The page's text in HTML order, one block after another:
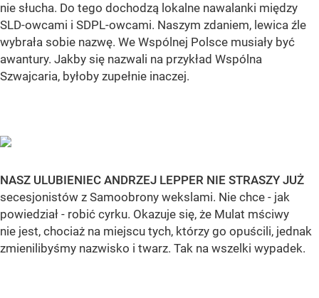
nie słucha. Do tego dochodzą lokalne nawalanki między
SLD-owcami i SDPL-owcami. Naszym zdaniem, lewica źle
wybrała sobie nazwę. We Wspólnej Polsce musiały być
awantury. Jakby się nazwali na przykład Wspólna
Szwajcaria, byłoby zupełnie inaczej.
NASZ ULUBIENIEC ANDRZEJ LEPPER NIE STRASZY JUŻ
secesjonistów z Samoobrony wekslami. Nie chce - jak
powiedział - robić cyrku. Okazuje się, że Mulat mściwy
nie jest, chociaż na miejscu tych, którzy go opuścili, jednak
zmienilibyśmy nazwisko i twarz. Tak na wszelki wypadek.